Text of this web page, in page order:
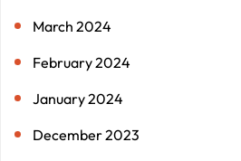
March 2024
February 2024
January 2024
December 2023